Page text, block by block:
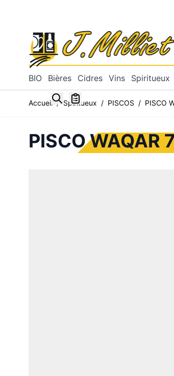
BIO Bières Cidres Vins Spiritueux
Toggle
Accueil / Spiritueux / PISCOS / PISCO
PISCO WAQAR